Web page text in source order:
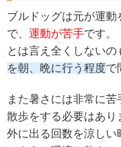
ブルドッグは元が運
で、 運動が苦手です。
とは言え全くしない
を朝、晩に行う程度で
また暑さには非常に
散歩をする必要はあり
外に出る回数を涼しい